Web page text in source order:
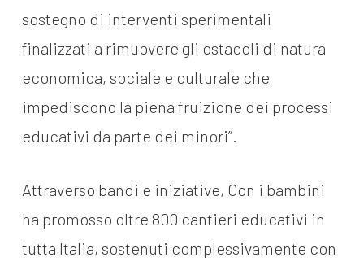
sostegno di interventi sperimentali
finalizzati a rimuovere gli ostacoli di natura
economica, sociale e culturale che
impediscono la piena fruizione dei processi
educativi da parte dei minori”.
Attraverso bandi e iniziative, Con i bambini
ha promosso oltre 800 cantieri educativi in
tutta Italia, sostenuti complessivamente con